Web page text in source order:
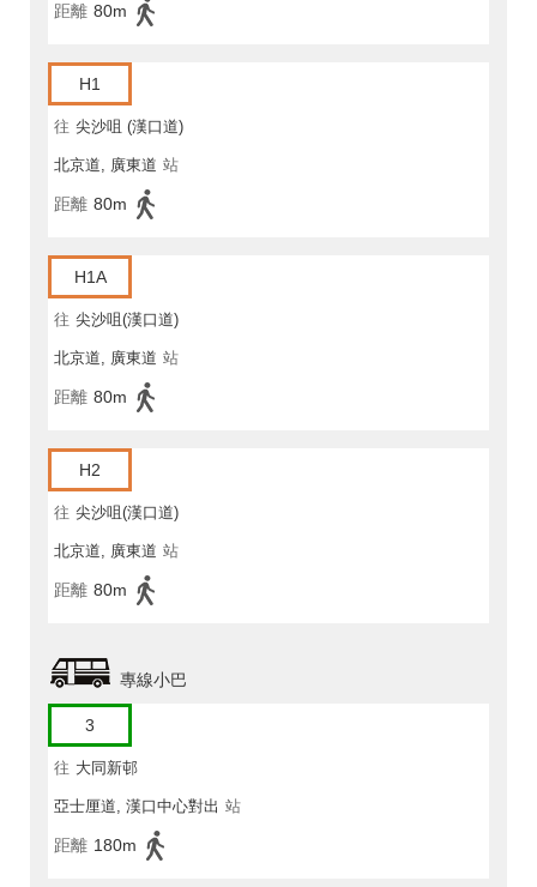
距離 80m
H1
往 尖沙咀 (漢口道)
北京道, 廣東道 站
距離 80m
H1A
往 尖沙咀(漢口道)
北京道, 廣東道 站
距離 80m
H2
往 尖沙咀(漢口道)
北京道, 廣東道 站
距離 80m
專線小巴
3
往 大同新邨
亞士厘道, 漢口中心對出 站
距離 180m